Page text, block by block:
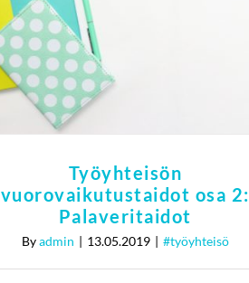
vuorovaikutustaidot osa
2: Palaveritaidot
#työyhteisö
Työyhteisön
vuorovaikutustaidot osa 2:
Palaveritaidot
Byadmin | 13.05.2019 | #työyhteisö